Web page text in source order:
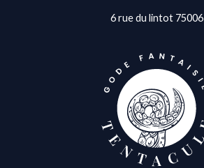
6 rue du lintot 75006